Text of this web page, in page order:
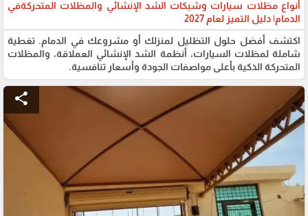
أنواع مظلات سيارات وشبكات الشد الإنشائي والمظلات المتحركةفي
الدمام| دليل التميز لعام 2027
اكتشف أفضل حلول التظليل لمنزلك أو مشروعك في الدمام. تغطية
شاملة لمظلات السيارات، أنظمة الشد الإنشائي العملاقة، والمظلات
المتحركة الذكية بأعلى مواصفات الجودة وأسعار تنافسية.
share